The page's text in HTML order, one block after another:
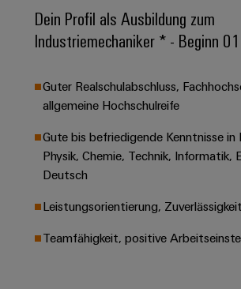
und
Fabrikautomation
Gas
Sicherer
Betrieb
mit
vernetzten
Lösungen
die
Photovoltaik
Industrial
Analytics
Automation
IoT
Industrial
Service
Steuerungen
Systeme
Ethernet
Touch-
Engineering-
Trainings
und
Webinare
PSIRT
Digitale
Bestellmöglichkeiten
OCI-
IIoT
and
Solution
Partner
Solution
Partner
Systemintegratoren
Dein Profil als Ausbildung zum
Industriemechaniker * - Beginn
Guter Realschulabschluss,
allgemeine Hochschulreife
Gute bis befriedigende Kenntnisse
Physik, Chemie, Technik, Informatik,
Deutsch
Leistungsorientierung,
Teamfähigkeit, positive